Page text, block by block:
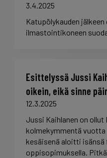
3.4.2025
Katupölykauden
ilmastointikoneen
Esittelyssä Jussi
oikein, eikä sinne
12.3.2025
Jussi Kaihlanen on ollut
kolmekymmentä vuotta
kesäisenä aloitti isänsä
oppisopimuksella.